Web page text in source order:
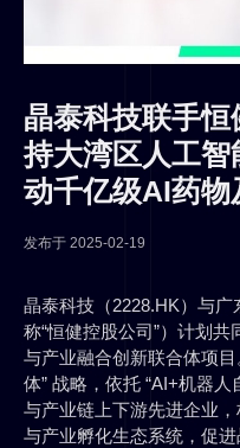
晶泰科技联手
持大湾区人工
动千亿级AI药物
发布于 2025-02-19
晶泰科技（2228.HK）与
称“恒健控股公司”）计划共
与产业融合创新联合体项
体” 战略，依托 “AI+机器
与产业链上下游先进企业
与产业孵化生态系统，促